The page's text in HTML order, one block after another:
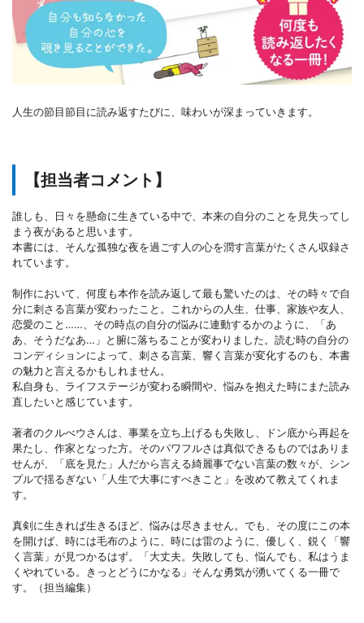
人生の節目節目に読み返すたびに、味わいが深まっていきます。
【担当者コメント】
誰しも、日々を懸命に生きている中で、本来の自分のことを見失ってし
まう夜があると思います。
本書には、そんな孤独な夜を過ごす人の心を潤す言葉がたくさん収録さ
れています。
制作において、何度も本作を読み返して最も驚いたのは、その時々で自
分に刺さる言葉が変わったこと。これからの人生、仕事、家族や友人、
恋愛のこと……、その時点の自分の悩みに連動するかのように、「あ
あ、そうだなあ…」と腑に落ちることが変わりました。読む時の自分の
コンディションによって、刺さる言葉、響く言葉が変化するのも、本書
の魅力と言えるかもしれません。
私自身も、ライフステージが変わる瞬間や、悩みを抱えた時にまた読み
直したいと感じています。
著者のクルべウさんは、事業を立ち上げるも失敗し、ドン底から再起を
果たし、作家となった方。そのパワフルさは真似できるものではありま
せんが、「底を見た」人だから言える綺麗事でない言葉の数々が、シン
プルで揺るぎない「人生で大事にすべきこと」を改めて教えてくれま
す。
真剣に生きれば生きるほど、悩みは尽きません。でも、その度にこの本
を開けば、時には毛布のように、時には雷のように、優しく、鋭く「響
く言葉」が見つかるはず。「大丈夫。失敗しても、悩んでも、私はうま
くやれている。きっとどうにかなる」そんな勇気が湧いてくる一冊で
す。（担当編集）